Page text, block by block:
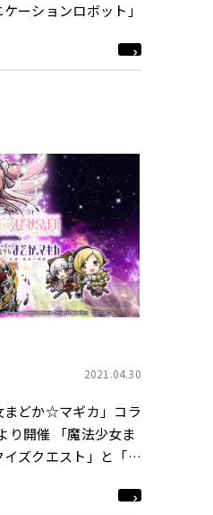
ーションロボット」
2021.04.30
まどか☆マギカ」コラ
り開催 「魔法少女ま
ズクエスト」と「コ